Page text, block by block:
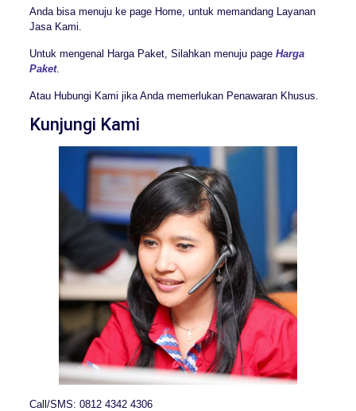
Anda bisa menuju ke page Home, untuk memandang Layanan
Jasa Kami.
Untuk mengenal Harga Paket, Silahkan menuju page Harga
Paket.
Atau Hubungi Kami jika Anda memerlukan Penawaran Khusus.
Kunjungi Kami
Call/SMS: 0812 4342 4306